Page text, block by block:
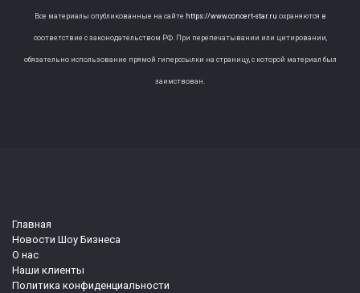
Все материалы опубликованные на сайте https://www.concert-star.ru охраняются в
соответствие с законодательством РФ. При перепечатывании или цитировании,
обязательно использование прямой гиперссылки на страницу, с которой материал был
заимствован.
Главная
Новости Шоу Бизнеса
О нас
Наши клиенты
Политика конфиденциальности